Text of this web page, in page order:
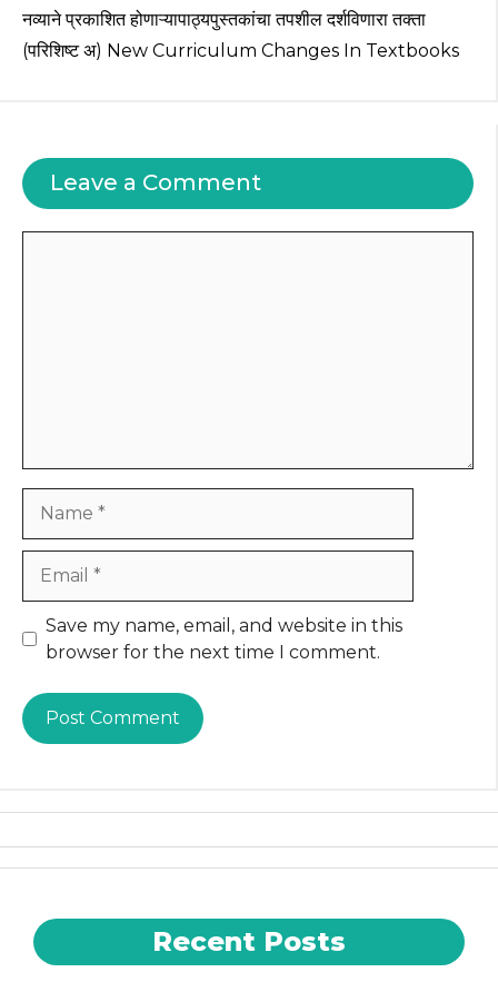
नव्याने प्रकाशित होणाऱ्यापाठ्यपुस्तकांचा तपशील दर्शविणारा तक्ता
(परिशिष्ट अ) New Curriculum Changes In Textbooks
Leave a Comment
Website
Save my name, email, and website in this
browser for the next time I comment.
Recent Posts